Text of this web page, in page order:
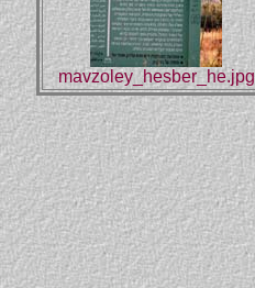
mavzoley_hesber_he.jpg